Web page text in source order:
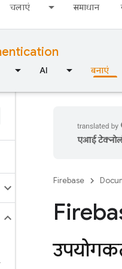
चलाएं समाधान
AI बनाएं
एआई
Firebase